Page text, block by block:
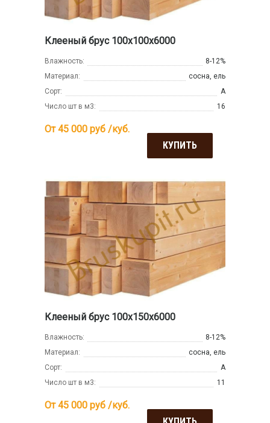
Клееный брус 100х100х6000
Влажность:
8-12%
Материал:
сосна, ель
Сорт:
А
Число шт в м3:
16
От 45 000 руб /куб.
КУПИТЬ
Клееный брус 100х150х6000
Влажность:
8-12%
Материал:
сосна, ель
Сорт:
А
Число шт в м3:
11
От 45 000 руб /куб.